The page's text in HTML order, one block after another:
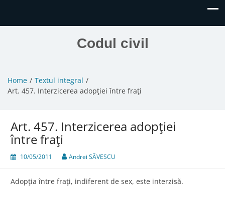
Codul civil
Home
Textul integral
Art. 457. Interzicerea adopţiei între fraţi
Art. 457. Interzicerea adopţiei
între fraţi
10/05/2011 Andrei SĂVESCU
Adopţia între fraţi, indiferent de sex, este interzisă.